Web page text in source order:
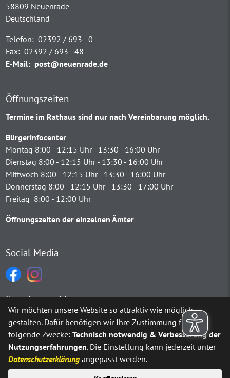
58809 Neuenrade
Deutschland
Telefon: 02392 / 693 - 0
Fax: 02392 / 693 - 48
E-Mail: post@neuenrade.de
Öffnungszeiten
Termine im Rathaus sind nur nach Vereinbarung möglich.
Bürgerinfocenter
Montag 8:00 - 12:15 Uhr - 13:30 - 16:00 Uhr
Dienstag 8:00 - 12:15 Uhr - 13:30 - 16:00 Uhr
Mittwoch 8:00 - 12:15 Uhr - 13:30 - 16:00 Uhr
Donnerstag 8:00 - 12:15 Uhr - 13:30 - 17:00 Uhr
Freitag 8:00 - 12:00 Uhr
Öffnungszeiten der einzelnen Ämter
Social Media
Sprachauswahl
Möchten Sie vonGoogle Translate bereitgestellte externe
Ja Immer
Wir möchten unsere Website so attraktiv wie möglich
gestalten. Dafür benötigen wir Ihre Zustimmung für
folgende Zwecke:Technisch notwendig & Verbesserung der
Nutzungserfahrungen. Die Einstellung kann jederzeit unter
Datenschutzerklärung angepasst werden.